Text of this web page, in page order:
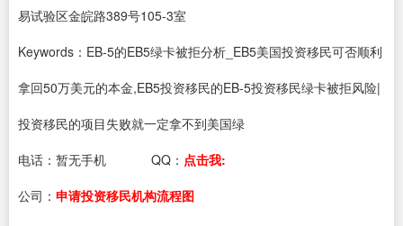
易试验区金皖路389号105-3室
Keywords：EB-5的EB5绿卡被拒分析_EB5美国投资移民可否顺利
拿回50万美元的本金,EB5投资移民的EB-5投资移民绿卡被拒风险|
投资移民的项目失败就一定拿不到美国绿
电话： 暂无手机 QQ： 点击我:
公司： 申请投资移民机构流程图